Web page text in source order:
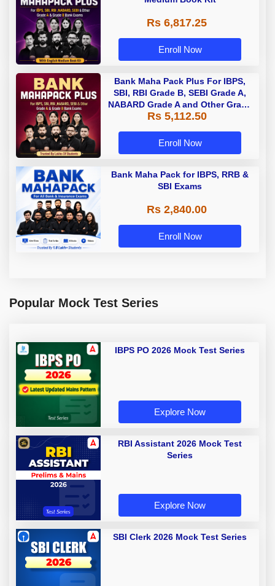
Rs 6,817.25
Enroll Now
Bank Maha Pack Plus For IBPS,
SBI, RBI Grade B, SEBI Grade A,
NABARD Grade A and Other Grade
A & Grade B Bank Exams
Rs 5,112.50
Enroll Now
Bank Maha Pack for IBPS, RRB &
SBI Exams
Rs 2,840.00
Enroll Now
Popular Mock Test Series
IBPS PO 2026 Mock Test Series
Explore Now
RBI Assistant 2026 Mock Test
Series
Explore Now
SBI Clerk 2026 Mock Test Series